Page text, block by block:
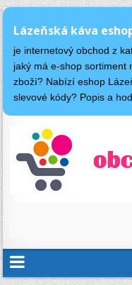
Lázeňská káva
je internetový obchod z
jaký má e-shop sortiment
zboží? Nabízí eshop
slevové kódy? Popis a